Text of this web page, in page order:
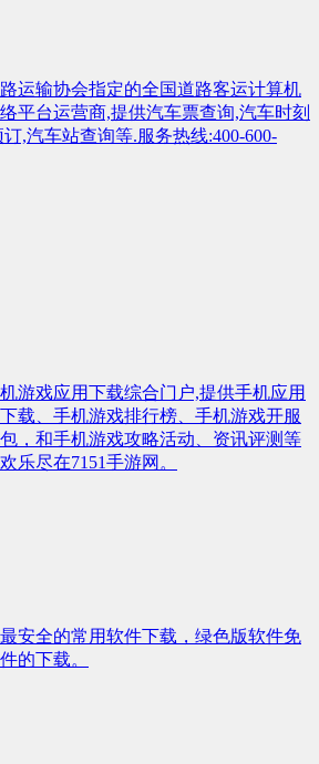
运输协会指定的全国道路客运计算机
平台运营商,提供汽车票查询,汽车时刻
,汽车站查询等.服务热线:400-600-
游戏应用下载综合门户,提供手机应用
载、手机游戏排行榜、手机游戏开服
，和手机游戏攻略活动、资讯评测等
乐尽在7151手游网。
安全的常用软件下载，绿色版软件免
的下载。